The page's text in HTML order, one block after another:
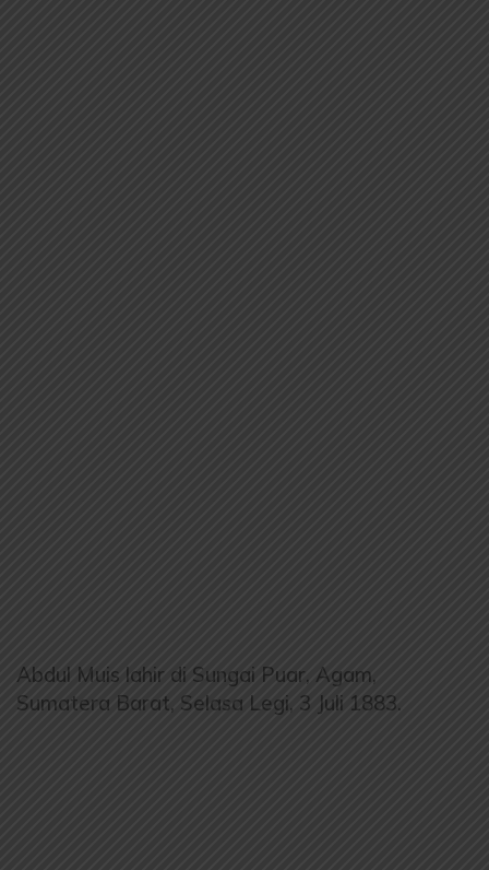
Abdul Muis lahir di Sungai Puar, Agam,
Sumatera Barat, Selasa Legi, 3 Juli 1883.